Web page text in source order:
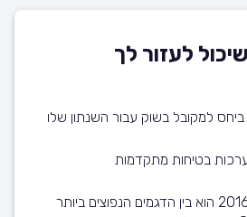
לעזור לך
למקובל בשוק עבור השנתון שלו
שברולט ספארק שנת 2016 הוא בין הדגמים הנפוצים ביותר